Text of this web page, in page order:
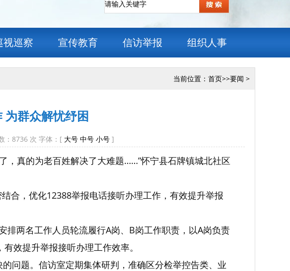
视巡察 宣传教育 信访举报 组织人事
当前位置： 首页>>要闻 >
群众解忧纾困
： 8736 次 字体：[ 大号 中号 小号 ]
，真的为老百姓解决了大难题……”怀宁县石牌镇城北社区
合，优化12388举报电话接听办理工作，有效提升举报
两名工作人员轮流履行A岗、B岗工作职责，以A岗负责
效提升举报接听办理工作效率。
问题。信访室定期集体研判，准确区分检举控告类、业